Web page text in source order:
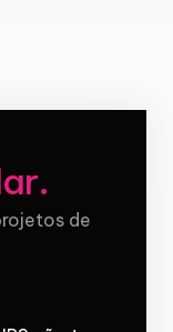
.
de